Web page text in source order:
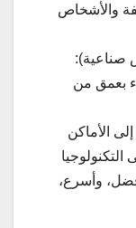
والأشخاص
صناعية):
بعمق من
الأماكن
التكنولوجيا
وأسرع،